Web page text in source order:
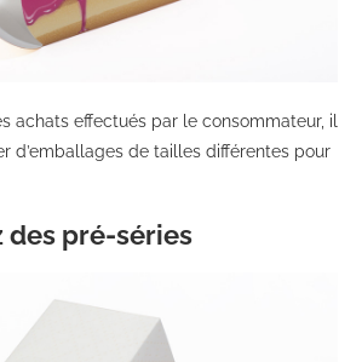
achats effectués par le consommateur, il
d’emballages de tailles différentes pour
des pré-séries